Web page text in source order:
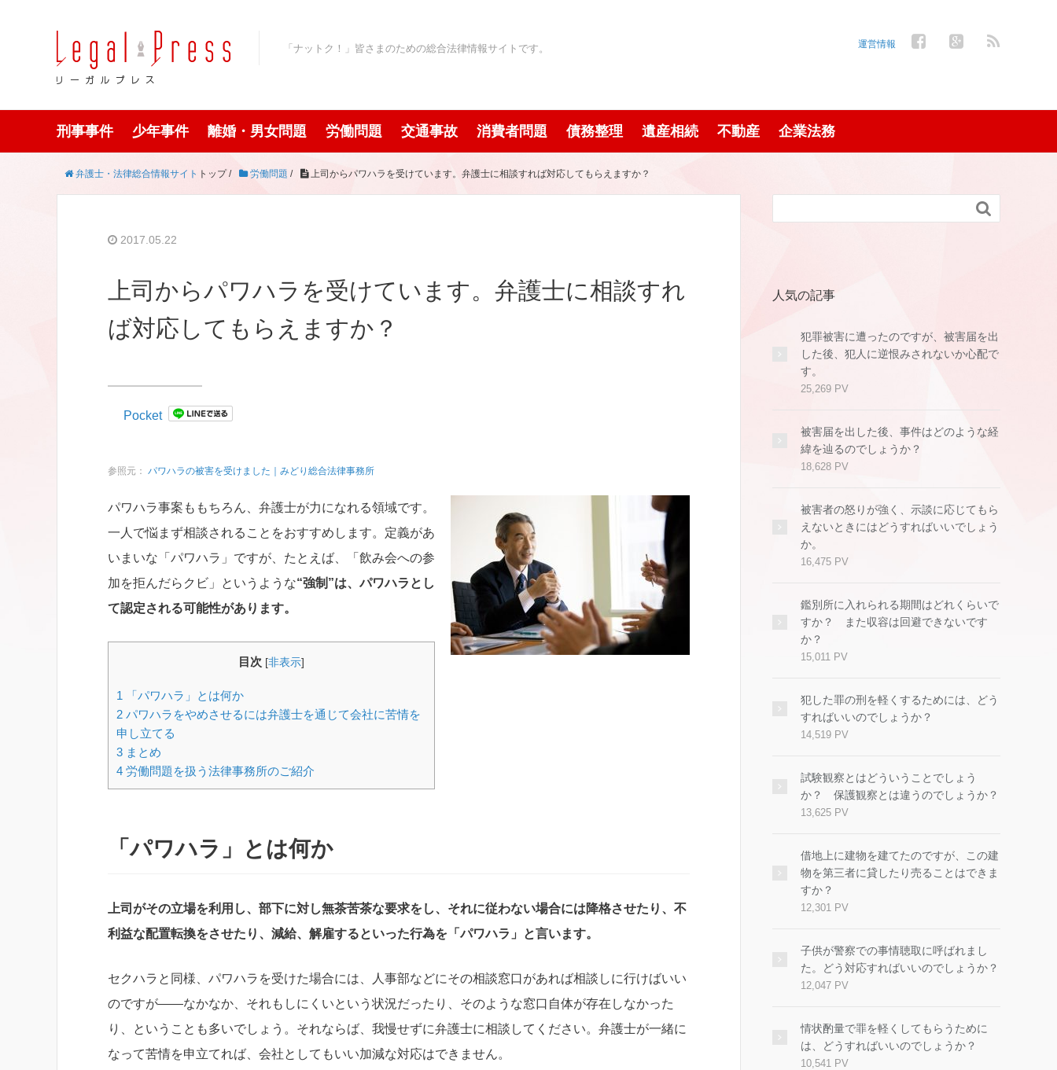
「ナットク！」皆さまのための総合法律情報サイトです。 運営情報
刑事事件 少年事件 離婚・男女問題 労働問題 交通事故 消費者問題 債務整理 遺産相続 不動産 企業法務
弁護士・法律総合情報サイト トップ / 労働問題 / 上司からパワハラを受けています。弁護士に相談すれば対応してもらえますか？
2017.05.22
上司からパワハラを受けています。弁護士に相談すれ
ば対応してもらえますか？
Pocket
参照元： パワハラの被害を受けました｜みどり総合法律事務所
パワハラ事案ももちろん、弁護士が力になれる領域です。
一人で悩まず相談されることをおすすめします。定義があ
いまいな「パワハラ」ですが、たとえば、「飲み会への参
加を拒んだらクビ」というような“強制”は、パワハラとし
て認定される可能性があります。
目次 [非表示]
1 「パワハラ」とは何か
2 パワハラをやめさせるには弁護士を通じて会社に苦情を
申し立てる
3 まとめ
4 労働問題を扱う法律事務所のご紹介
「パワハラ」とは何か
上司がその立場を利用し、部下に対し無茶苦茶な要求をし、それに従わない場合には降格させたり、不
利益な配置転換をさせたり、減給、解雇するといった行為を「パワハラ」と言います。
セクハラと同様、パワハラを受けた場合には、人事部などにその相談窓口があれば相談しに行けばいい
のですが――なかなか、それもしにくいという状況だったり、そのような窓口自体が存在しなかった
り、ということも多いでしょう。それならば、我慢せずに弁護士に相談してください。弁護士が一緒に
なって苦情を申立てれば、会社としてもいい加減な対応はできません。

人気の記事
犯罪被害に遭ったのですが、被害届を出
した後、犯人に逆恨みされないか心配で
す。
25,269 PV
被害届を出した後、事件はどのような経
緯を辿るのでしょうか？
18,628 PV
被害者の怒りが強く、示談に応じてもら
えないときにはどうすればいいでしょう
か。
16,475 PV
鑑別所に入れられる期間はどれくらいで
すか？ また収容は回避できないです
か？
15,011 PV
犯した罪の刑を軽くするためには、どう
すればいいのでしょうか？
14,519 PV
試験観察とはどういうことでしょう
か？ 保護観察とは違うのでしょうか？
13,625 PV
借地上に建物を建てたのですが、この建
物を第三者に貸したり売ることはできま
すか？
12,301 PV
子供が警察での事情聴取に呼ばれまし
た。どう対応すればいいのでしょうか？
12,047 PV
情状酌量で罪を軽くしてもらうために
は、どうすればいいのでしょうか？
10,541 PV